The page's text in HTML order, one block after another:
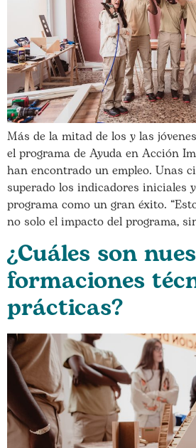
Más de la mitad de los y las
el programa de Ayuda en Acción
han encontrado un empleo. Unas
superado los indicadores iniciales
programa como un gran éxito.
no solo el impacto del programa,
¿Cuáles son
formaciones
prácticas?